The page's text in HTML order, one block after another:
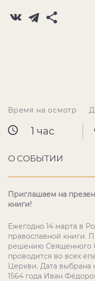
Время на осмотр
1 час
О СОБЫТИИ
Приглашаем на
книги!
Ежегодно 14 марта в
православной книги.
решению Священного
проводится во всех
Церкви. Дата выбрана
1564 года Иван